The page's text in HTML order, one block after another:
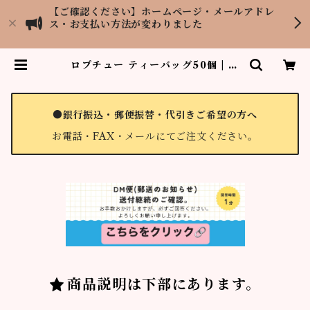
【ご確認ください】ホームページ・メールアドレ
ス・お支払い方法が変わりました
ロプチュー ティーバッグ50個 | 紅
●銀行振込・郵便振替・代引きご希望の方へ
お電話・FAX・メールにてご注文ください。
商品説明は下部にあります。